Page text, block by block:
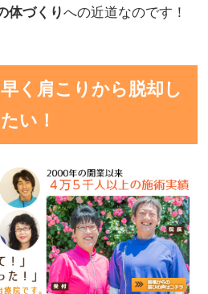
体づくりへの近道なのです！
く肩こりから脱却し
たい！